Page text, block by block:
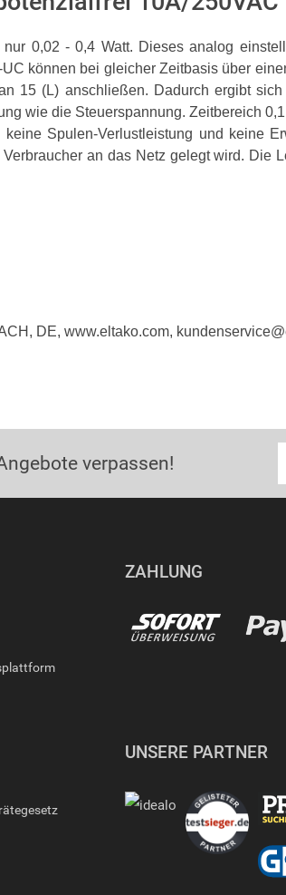
0,02 - 0,4 Watt. Dieses analog
können bei gleicher Zeitbasis über
15 (L) anschließen. Dadurch ergibt
wie die Steuerspannung. Zeitbereich
Spulen-Verlustleistung und keine
an das Netz gelegt wird. Die
DE, www.eltako.com,
verpassen!
ZAHLUNG
UNSERE PARTNER